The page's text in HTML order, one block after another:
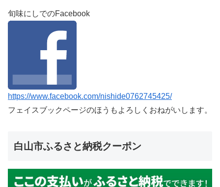
旬味にしでのFacebook
https://www.facebook.com/nishide0762745425/
フェイスブックページのほうもよろしくおねがいします。
白山市ふるさと納税クーポン